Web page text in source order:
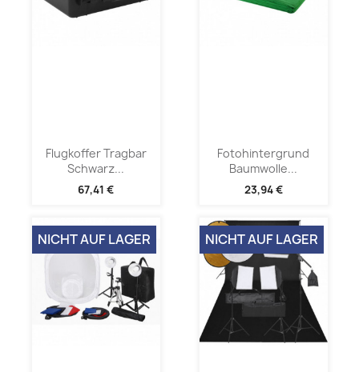
Flugkoffer Tragbar
Schwarz...
67,41 €
Fotohintergrund
Baumwolle...
23,94 €
NICHT AUF LAGER NICHT AUF LAGER